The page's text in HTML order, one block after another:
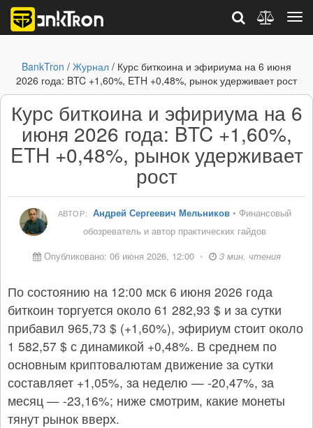
BankTron / Журнал / Курс биткоина и эфириума на 6 июня
2026 года: BTC +1,60%, ETH +0,48%, рынок удерживает рост
Курс биткоина и эфириума на 6
июня 2026 года: BTC +1,60%,
ETH +0,48%, рынок удерживает
рост
АВТОР: Андрей Сергеевич Мельников• Финансовый
обозреватель и автор практических гайдов
Опубликовано: 06 июня 2026, 12:00 • 3 мин. чтения
По состоянию на 12:00 мск 6 июня 2026 года
биткоин торгуется около 61 282,93 $ и за сутки
прибавил 965,73 $ (+1,60%), эфириум стоит около
1 582,57 $ с динамикой +0,48%. В среднем по
основным криптовалютам движение за сутки
составляет +1,05%, за неделю — -20,47%, за
месяц — -23,16%; ниже смотрим, какие монеты
тянут рынок вверх.